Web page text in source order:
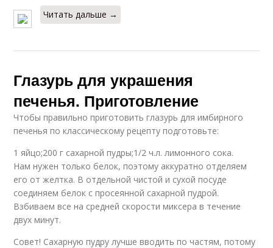
Читать дальше →
Глазурь для украшения
печенья. Приготовление
Чтобы правильно приготовить глазурь для имбирного
печенья по классическому рецепту подготовьте:
1 яйцо;200 г сахарной пудры;1/2 ч.л. лимонного сока.
Нам нужен только белок, поэтому аккуратно отделяем
его от желтка. В отдельной чистой и сухой посуде
соединяем белок с просеянной сахарной пудрой.
Взбиваем все на средней скорости миксера в течение
двух минут.
Совет! Сахарную пудру лучше вводить по частям, потому